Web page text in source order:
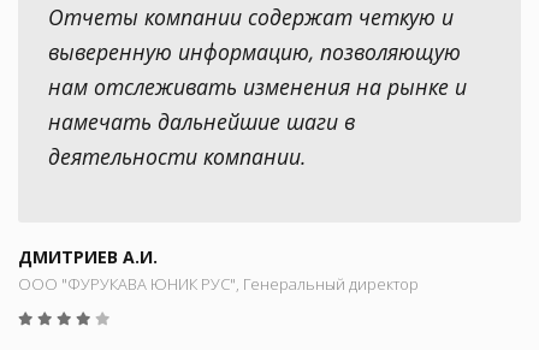
Отчеты компании содержат четкую и
выверенную информацию, позволяющую
нам отслеживать изменения на рынке и
намечать дальнейшие шаги в
деятельности компании.
ДМИТРИЕВ А.И.
ООО "ФУРУКАВА ЮНИК РУС", Генеральный директор